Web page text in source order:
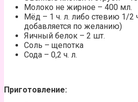
Молоко не жирное – 400 мл.
Мёд – 1 ч. л. либо стевию 1/2
добавляется по желанию)
Яичный белок – 2 шт.
Соль – щепотка
Сода – 0,2 ч. л.
Приготовление: